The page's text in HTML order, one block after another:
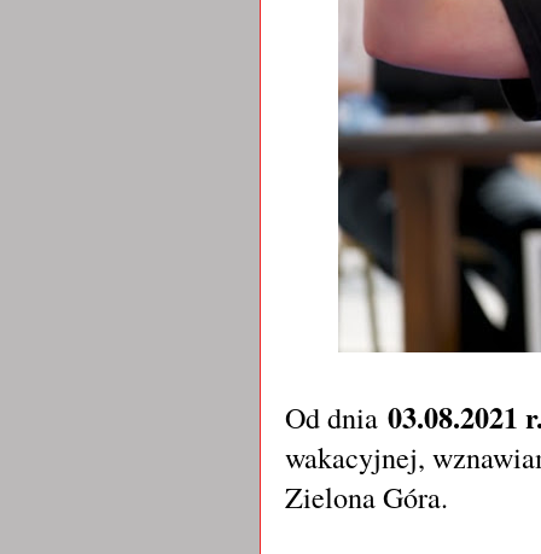
Od dnia 03.08.2021
wakacyjnej,
Zielona Góra.